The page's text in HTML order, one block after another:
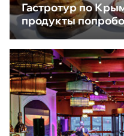
Гастротур по
продукты